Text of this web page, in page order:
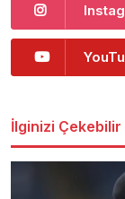
İlginizi Çekebilir